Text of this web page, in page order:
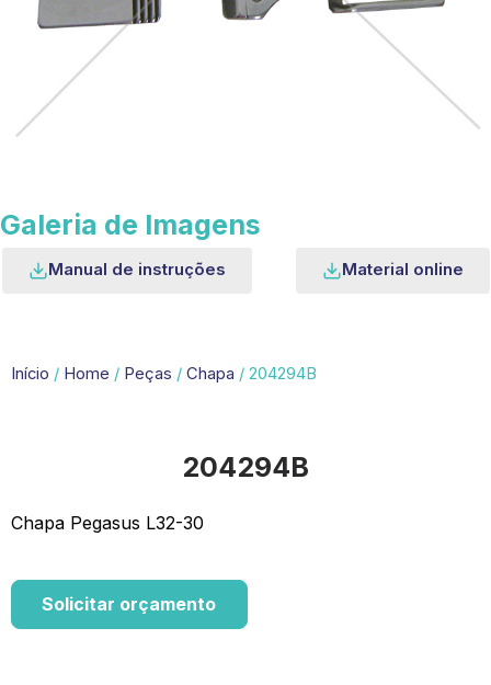
Galeria de Imagens
Manual de instruções Material online
Início / Home / Peças / Chapa / 204294B
204294B
Chapa Pegasus L32-30
Solicitar orçamento